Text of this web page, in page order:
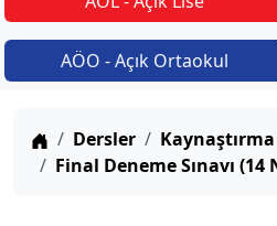
AÖO - Açık Ortaokul
Anasayfa
Dersler
Final Deneme Sınavı (14